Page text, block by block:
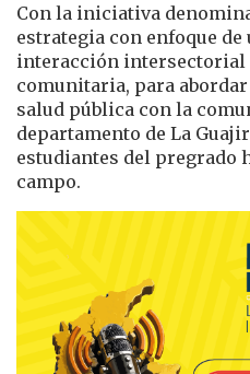
Con la iniciativa
estrategia con enfoque de
interacción intersectorial
comunitaria, para
salud pública con la
departamento de La
estudiantes del pregrado
campo.